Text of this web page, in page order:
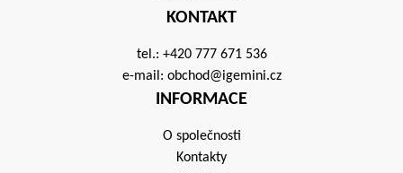
KONTAKT
tel.: +420 777 671 536
e-mail: obchod@igemini.cz
INFORMACE
O společnosti
Kontakty